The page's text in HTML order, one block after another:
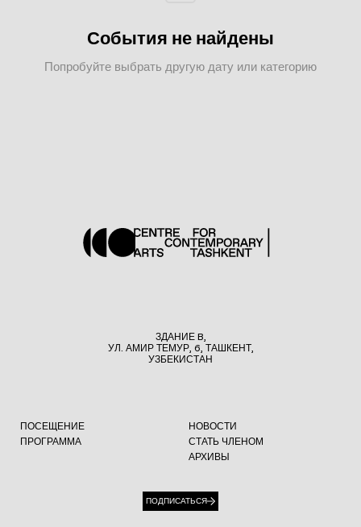
События не найдены
Попробуйте выбрать другую дату или категорию
ЗДАНИЕ B,
УЛ. АМИР ТЕМУР, 6, ТАШКЕНТ,
УЗБЕКИСТАН
ПОСЕЩЕНИЕ
ПРОГРАММА
НОВОСТИ
СТАТЬ ЧЛЕНОМ
АРХИВЫ
ПОДПИСАТЬСЯ